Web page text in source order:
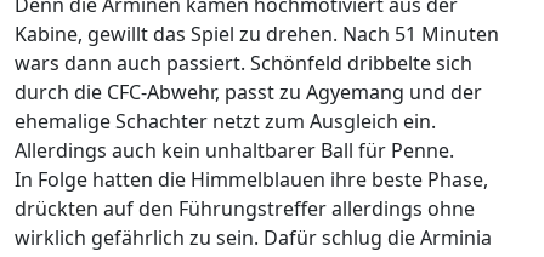
Kabine, gewillt das Spiel zu drehen. Nach 51 Minuten
wars dann auch passiert. Schönfeld dribbelte sich
durch die CFC-Abwehr, passt zu Agyemang und der
ehemalige Schachter netzt zum Ausgleich ein.
Allerdings auch kein unhaltbarer Ball für Penne.
In Folge hatten die Himmelblauen ihre beste Phase,
drückten auf den Führungstreffer allerdings ohne
wirklich gefährlich zu sein. Dafür schlug die Arminia